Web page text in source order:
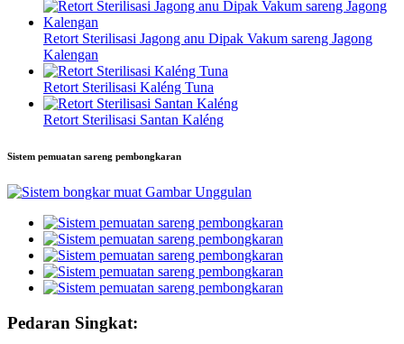
Retort Sterilisasi Jagong anu Dipak Vakum sareng Jagong
Kalengan
Retort Sterilisasi Kaléng Tuna
Retort Sterilisasi Santan Kaléng
Sistem pemuatan sareng pembongkaran
Pedaran Singkat: